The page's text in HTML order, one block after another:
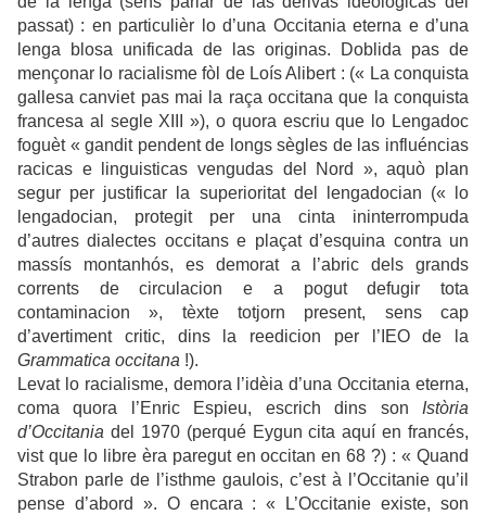
passat) : en particulièr lo d’una Occitania eterna e d’una
lenga blosa unificada de las originas. Doblida pas de
mençonar lo racialisme fòl de Loís Alibert : (« La conquista
gallesa canviet pas mai la raça occitana que la conquista
francesa al segle XIII »), o quora escriu que lo Lengadoc
foguèt « gandit pendent de longs sègles de las influéncias
racicas e linguisticas vengudas del Nord », aquò plan
segur per justificar la superioritat del lengadocian (« lo
lengadocian, protegit per una cinta ininterrompuda
d’autres dialectes occitans e plaçat d’esquina contra un
massís montanhós, es demorat a l’abric dels grands
corrents de circulacion e a pogut defugir tota
contaminacion », tèxte totjorn present, sens cap
d’avertiment critic, dins la reedicion per l’IEO de la
Grammatica occitana !).
Levat lo racialisme, demora l’idèia d’una Occitania eterna,
coma quora l’Enric Espieu, escrich dins son Istòria
d’Occitania del 1970 (perqué Eygun cita aquí en francés,
vist que lo libre èra paregut en occitan en 68 ?) : « Quand
Strabon parle de l’isthme gaulois, c’est à l’Occitanie qu’il
pense d’abord ». O encara : « L’Occitanie existe, son